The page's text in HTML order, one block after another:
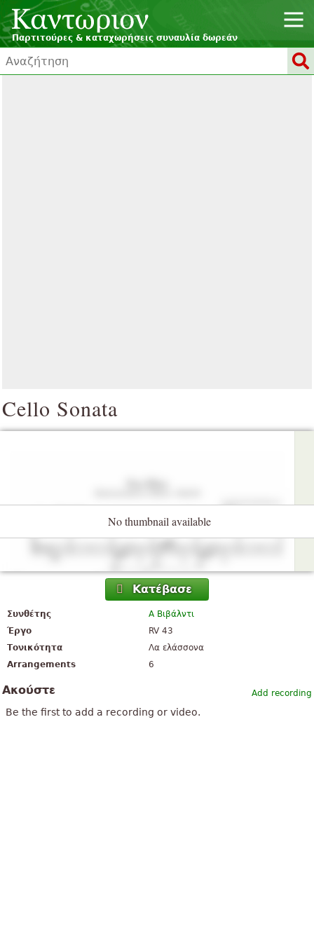
Παρτιτούρες & καταχωρήσεις συναυλία δωρεάν
Cello Sonata
No thumbnail available
Κατέβασε
Συνθέτης
Α Βιβάλντι
Έργο
RV 43
Τονικότητα
Λα ελάσσονα
Arrangements
6
Add recording
Ακούστε
Be the first to add a recording or video.